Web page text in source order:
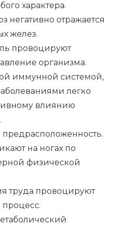
характера.
негативно отражается
желез.
провоцируют
организма.
иммунной системой,
легко
влиянию
предрасположенность.
на ногах по
физической
труда провоцируют
процесс.